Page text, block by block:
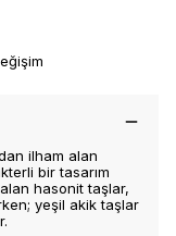
ilham alan
bir tasarım
hasonit taşlar,
yeşil akik taşlar